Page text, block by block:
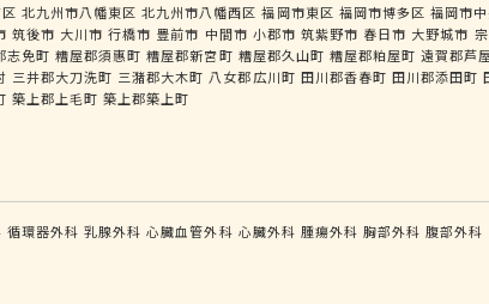
北九州市八幡東区 北九州市八幡西区 福岡市東区 福岡市博多区 福岡市
筑後市 大川市 行橋市 豊前市 中間市 小郡市 筑紫野市 春日市 大野城市
志免町 糟屋郡須惠町 糟屋郡新宮町 糟屋郡久山町 糟屋郡粕屋町 遠賀郡芦
三井郡大刀洗町 三潴郡大木町 八女郡広川町 田川郡香春町 田川郡添田町
築上郡上毛町 築上郡築上町
循環器外科 乳腺外科 心臓血管外科 心臓外科 腫瘍外科 胸部外科 腹部外科